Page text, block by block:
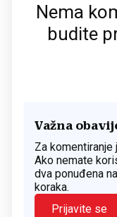
Nema
budite
Važna
Za
Ako nemate
dva ponuđena
koraka.
Prijavite se